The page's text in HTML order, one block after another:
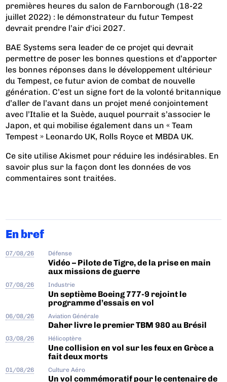
premières heures du salon de Farnborough (18-22
juillet 2022) : le démonstrateur du futur Tempest
devrait prendre l’air d'ici 2027.
BAE Systems sera leader de ce projet qui devrait
permettre de poser les bonnes questions et d’apporter
les bonnes réponses dans le développement ultérieur
du Tempest, ce futur avion de combat de nouvelle
génération. C’est un signe fort de la volonté britannique
d’aller de l’avant dans un projet mené conjointement
avec l’Italie et la Suède, auquel pourrait s’associer le
Japon, et qui mobilise également dans un « Team
Tempest » Leonardo UK, Rolls Royce et MBDA UK.
Ce site utilise Akismet pour réduire les indésirables. En
savoir plus sur la façon dont les données de vos
commentaires sont traitées.
En bref
07/08/26 Défense
Vidéo – Pilote de Tigre, de la prise en main
aux missions de guerre
07/08/26 Industrie
Un septième Boeing 777-9 rejoint le
programme d’essais en vol
06/08/26 Aviation Générale
Daher livre le premier TBM 980 au Brésil
03/08/26 Hélicoptère
Une collision en vol sur les feux en Grèce a
fait deux morts
01/08/26 Culture Aéro
Un vol commémoratif pour le centenaire de